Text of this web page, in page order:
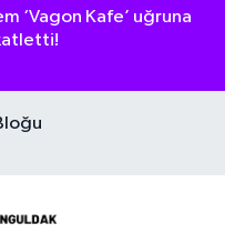
‘Vagon Kafe’ uğruna